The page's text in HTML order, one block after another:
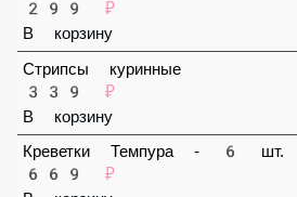
Наггетсы - 6 шт.
299 ₽
В корзину
Стрипсы куринные
339 ₽